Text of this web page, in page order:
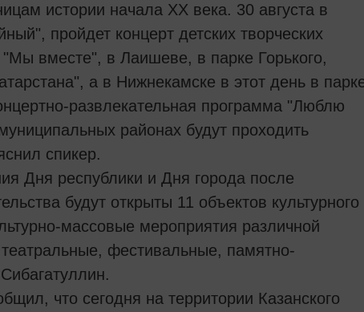
истории начала ХХ века. 30 августа в
пройдет концерт детских творческих
вместе", в Лаишеве, в парке Горького,
а в Нижнекамске в этот день в
развлекательная программа "Люблю
районах будут проходить
спикер.
Дня республики и Дня города после
будут открыты 11 объектов культурного
массовые мероприятия различной
фестивальные, памятно-
что сегодня на территории Казанского